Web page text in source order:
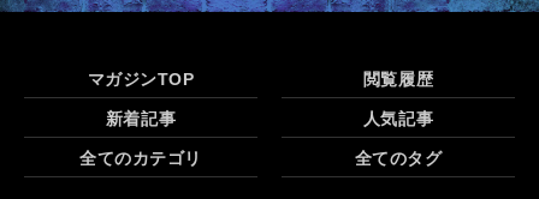
マガジンTOP 閲覧履歴
新着記事 人気記事
全てのカテゴリ 全てのタグ